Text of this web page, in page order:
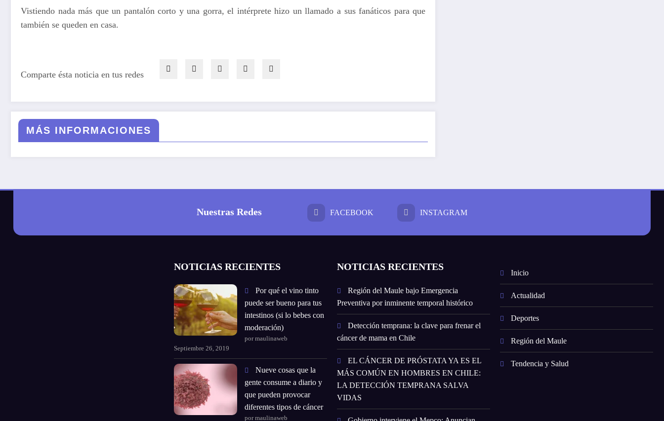
Vistiendo nada más que un pantalón corto y una gorra, el intérprete hizo un llamado a sus fanáticos para que
también se queden en casa.
Comparte ésta noticia en tus redes
MÁS INFORMACIONES
Nuestras Redes FACEBOOK INSTAGRAM
NOTICIAS RECIENTES
Por qué el vino tinto
puede ser bueno para tus
intestinos (si lo bebes con
moderación)
por maulinaweb
Septiembre 26, 2019
Nueve cosas que la
gente consume a diario y
que pueden provocar
diferentes tipos de cáncer
por maulinaweb
NOTICIAS RECIENTES
Región del Maule bajo Emergencia
Preventiva por inminente temporal histórico
Detección temprana: la clave para frenar el
cáncer de mama en Chile
EL CÁNCER DE PRÓSTATA YA ES EL
MÁS COMÚN EN HOMBRES EN CHILE:
LA DETECCIÓN TEMPRANA SALVA
VIDAS
Inicio
Actualidad
Deportes
Región del Maule
Tendencia y Salud